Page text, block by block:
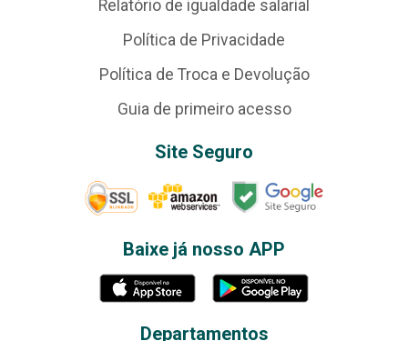
Relatório de igualdade salarial
Política de Privacidade
Política de Troca e Devolução
Guia de primeiro acesso
Site Seguro
Baixe já nosso APP
Departamentos